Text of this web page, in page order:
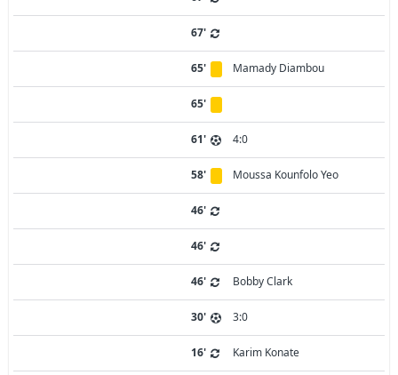
67'
65' Mamady Diambou
65'
61' 4:0
58' Moussa Kounfolo Yeo
46'
46'
46' Bobby Clark
30' 3:0
16' Karim Konate